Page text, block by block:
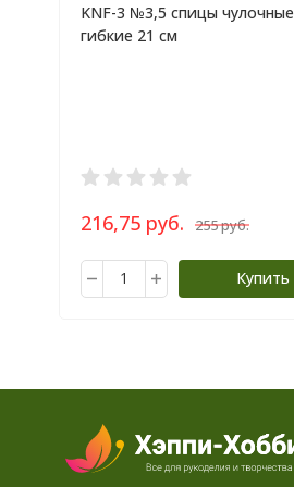
KNF-3 №3,5 спицы чулочные
гибкие 21 см
216,75 руб. 255 руб.
Купить